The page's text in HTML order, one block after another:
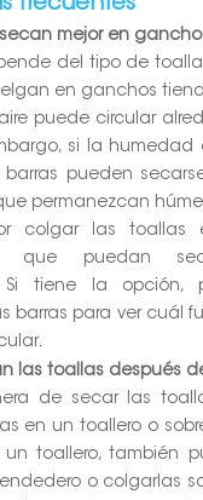
frecuentes
mejor en
del tipo de
en ganchos
puede circular
si la humedad
pueden
permanezcan
colgar las toallas
que puedan
Si tiene la opción,
barras para ver cuál
las toallas después
de secar las
en un toallero o
toallero, también
o colgarlas